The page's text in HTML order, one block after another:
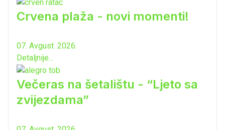
Crvena plaža - novi momenti!
07. Avgust. 2026.
Detaljnije...
Večeras na šetalištu - “Ljeto sa
zvijezdama”